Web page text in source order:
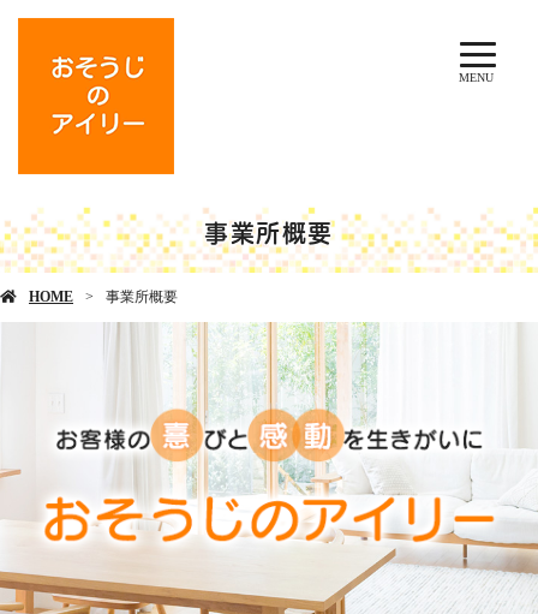
MENU
事業所概要
HOME 事業所概要